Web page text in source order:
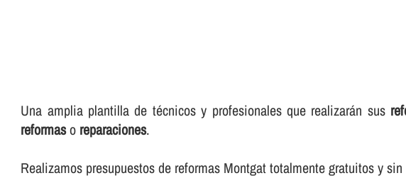
Una amplia plantilla de técnicos y profesionales que realizarán sus
reformaso reparaciones.
Realizamos presupuestos de reformas Montgat totalmente gratuitos y